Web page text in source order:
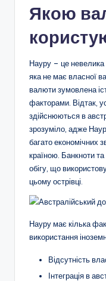
Якою
Науру – це невелика
яка не має власної
валюти зумовлена
факторами. Відтак,
здійснюються в
зрозуміло, адже
багато економічних
країною. Банкноти
обігу, що
цьому острівці.
Науру має кілька
використання
Відсутність
Інтеграція в